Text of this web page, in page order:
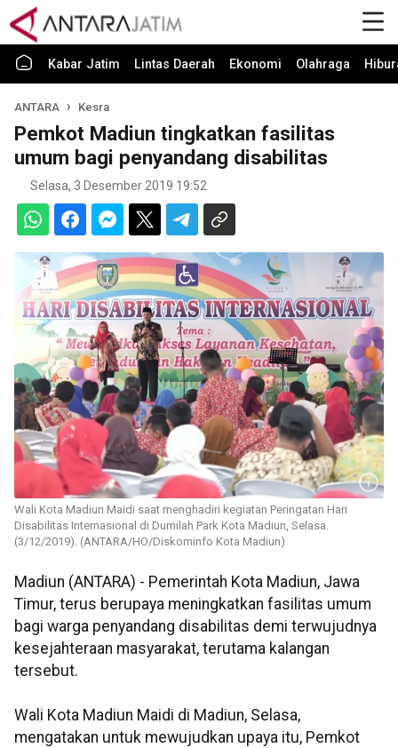
Kabar Jatim Lintas Daerah Ekonomi Olahraga
ANTARA Kesra
Pemkot Madiun tingkatkan fasilitas
umum bagi penyandang disabilitas
Selasa, 3 Desember 2019 19:52
Wali Kota Madiun Maidi saat menghadiri kegiatan Peringatan Hari
Disabilitas Internasional di Dumilah Park Kota Madiun, Selasa.
(3/12/2019). (ANTARA/HO/Diskominfo Kota Madiun)
Madiun (ANTARA) - Pemerintah Kota Madiun, Jawa
Timur, terus berupaya meningkatkan fasilitas umum
bagi warga penyandang disabilitas demi terwujudnya
kesejahteraan masyarakat, terutama kalangan
tersebut.
Wali Kota Madiun Maidi di Madiun, Selasa,
mengatakan untuk mewujudkan upaya itu, Pemkot